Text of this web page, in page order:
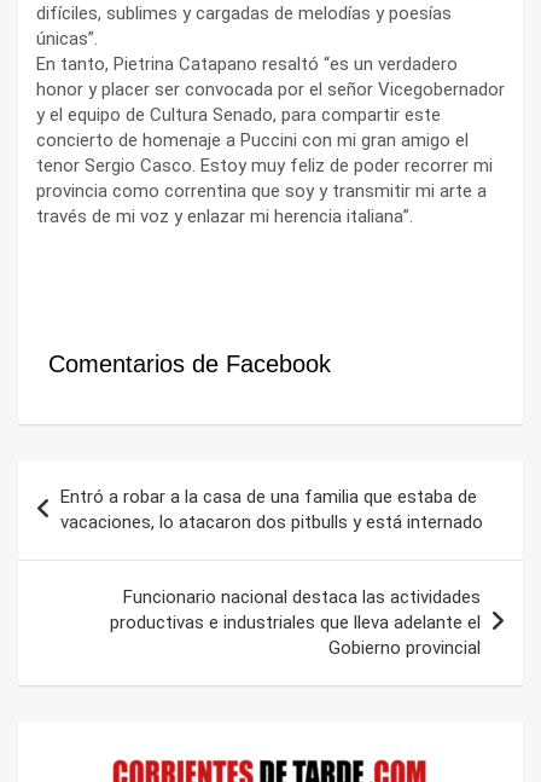
difíciles, sublimes y cargadas de melodías y poesías
únicas”.
En tanto, Pietrina Catapano resaltó “es un verdadero
honor y placer ser convocada por el señor Vicegobernador
y el equipo de Cultura Senado, para compartir este
concierto de homenaje a Puccini con mi gran amigo el
tenor Sergio Casco. Estoy muy feliz de poder recorrer mi
provincia como correntina que soy y transmitir mi arte a
través de mi voz y enlazar mi herencia italiana”.
Comentarios de Facebook
de
entradas
Entró a robar a la casa de una familia que estaba de
vacaciones, lo atacaron dos pitbulls y está internado
Funcionario nacional destaca las actividades
productivas e industriales que lleva adelante el
Gobierno provincial